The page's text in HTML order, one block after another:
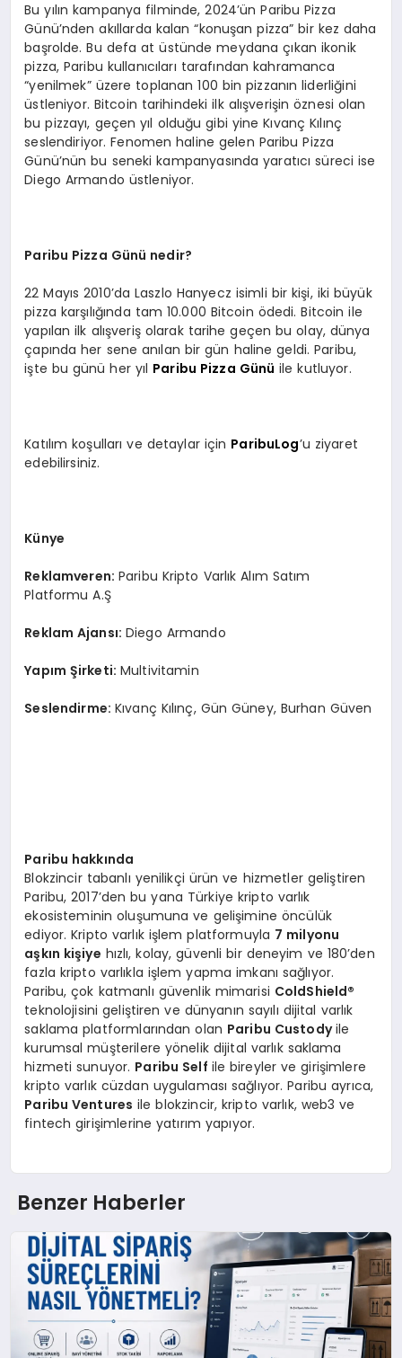
Bu yılın kampanya filminde, 2024’ün Paribu Pizza
Günü’nden akıllarda kalan “konuşan pizza” bir kez daha
başrolde. Bu defa at üstünde meydana çıkan ikonik
pizza, Paribu kullanıcıları tarafından kahramanca
“yenilmek” üzere toplanan 100 bin pizzanın liderliğini
üstleniyor. Bitcoin tarihindeki ilk alışverişin öznesi olan
bu pizzayı, geçen yıl olduğu gibi yine Kıvanç Kılınç
seslendiriyor. Fenomen haline gelen Paribu Pizza
Günü’nün bu seneki kampanyasında yaratıcı süreci ise
Diego Armando üstleniyor.
Paribu Pizza Günü nedir?
22 Mayıs 2010’da Laszlo Hanyecz isimli bir kişi, iki büyük
pizza karşılığında tam 10.000 Bitcoin ödedi. Bitcoin ile
yapılan ilk alışveriş olarak tarihe geçen bu olay, dünya
çapında her sene anılan bir gün haline geldi. Paribu,
işte bu günü her yıl Paribu Pizza Günü ile kutluyor.
Katılım koşulları ve detaylar için ParibuLog’u ziyaret
edebilirsiniz.
Künye
Reklamveren: Paribu Kripto Varlık Alım Satım
Platformu A.Ş
Reklam Ajansı: Diego Armando
Yapım Şirketi: Multivitamin
Seslendirme: Kıvanç Kılınç, Gün Güney, Burhan Güven
Paribu hakkında
Blokzincir tabanlı yenilikçi ürün ve hizmetler geliştiren
Paribu, 2017’den bu yana Türkiye kripto varlık
ekosisteminin oluşumuna ve gelişimine öncülük
ediyor. Kripto varlık işlem platformuyla 7 milyonu
aşkın kişiye hızlı, kolay, güvenli bir deneyim ve 180’den
fazla kripto varlıkla işlem yapma imkanı sağlıyor.
Paribu, çok katmanlı güvenlik mimarisi ColdShield®
teknolojisini geliştiren ve dünyanın sayılı dijital varlık
saklama platformlarından olan Paribu Custodyile
kurumsal müşterilere yönelik dijital varlık saklama
hizmeti sunuyor. Paribu Self ile bireyler ve girişimlere
kripto varlık cüzdan uygulaması sağlıyor. Paribu ayrıca,
Paribu Ventures ile blokzincir, kripto varlık, web3 ve
fintech girişimlerine yatırım yapıyor.
Benzer Haberler